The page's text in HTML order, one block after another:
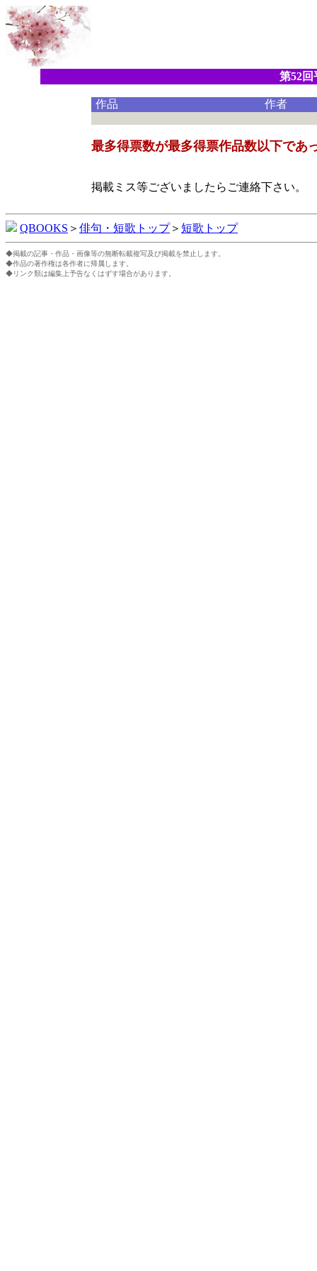
第52
作品 作者
最多得票数が最多得票作品数以下であ
掲載ミス等ございましたらご連絡下さい。
QBOOKS ＞ 俳句・短歌トップ＞ 短歌トップ
◆掲載の記事・作品・画像等の無断転載複写及び掲載を禁止します。
◆作品の著作権は各作者に帰属します。
◆リンク類は編集上予告なくはずす場合があります。